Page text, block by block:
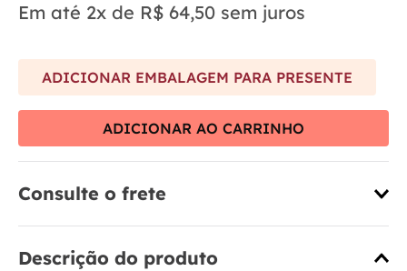
Em até 2x de R$ 64,50 sem juros
ADICIONAR EMBALAGEM PARA PRESENTE
ADICIONAR AO CARRINHO
Consulte o frete
Descrição do produto